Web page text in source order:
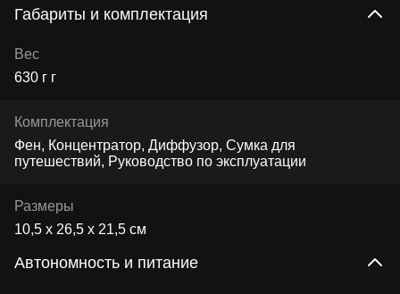
Габариты и комплектация
Вес
630 г г
Комплектация
Фен, Концентратор, Диффузор, Сумка для
путешествий, Руководство по эксплуатации
Размеры
10,5 x 26,5 x 21,5 см
Автономность и питание